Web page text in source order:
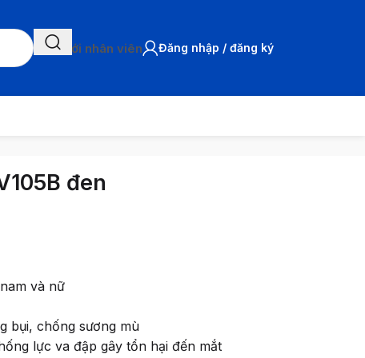
Chat với nhân viên Đăng nhập / đăng ký
đen
và nữ
bụi, chống sương mù
lực va đập gây tổn hại đến mắt